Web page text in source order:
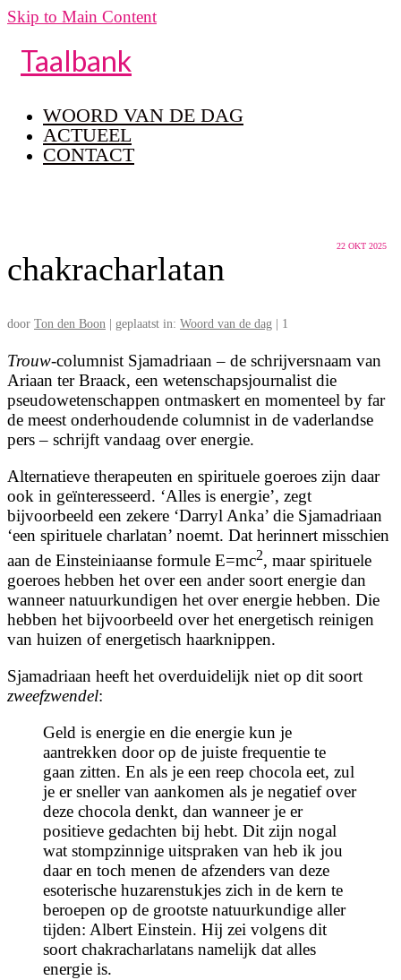
Skip to Main Content
Taalbank
WOORD VAN DE DAG
ACTUEEL
CONTACT
22 OKT 2025
chakracharlatan
door Ton den Boon geplaatst in: Woord van de dag 1
Trouw-columnist Sjamadriaan – de schrijversnaam van
Ariaan ter Braack, een wetenschapsjournalist die
pseudowetenschappen ontmaskert en momenteel by far
de meest onderhoudende columnist in de vaderlandse
pers – schrijft vandaag over energie.
Alternatieve therapeuten en spirituele goeroes zijn daar
ook in geïnteresseerd. ‘Alles is energie’, zegt
bijvoorbeeld een zekere ‘Darryl Anka’ die Sjamadriaan
‘een spirituele charlatan’ noemt. Dat herinnert misschien
aan de Einsteiniaanse formule E=mc2, maar spirituele
goeroes hebben het over een ander soort energie dan
wanneer natuurkundigen het over energie hebben. Die
hebben het bijvoorbeeld over het energetisch reinigen
van huizen of energetisch haarknippen.
Sjamadriaan heeft het overduidelijk niet op dit soort
zweefzwendel:
Geld is energie en die energie kun je
aantrekken door op de juiste frequentie te
gaan zitten. En als je een reep chocola eet, zul
je er sneller van aankomen als je negatief over
deze chocola denkt, dan wanneer je er
positieve gedachten bij hebt. Dit zijn nogal
wat stompzinnige uitspraken van heb ik jou
daar en toch menen de afzenders van deze
esoterische huzarenstukjes zich in de kern te
beroepen op de grootste natuurkundige aller
tijden: Albert Einstein. Hij zei volgens dit
soort chakracharlatans namelijk dat alles
energie is.